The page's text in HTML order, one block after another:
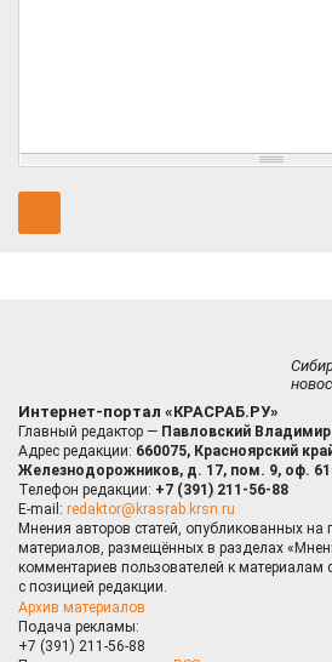
Интернет-портал «КРАСРАБ.РУ»
Главный редактор — Павловский Владимир
Адрес редакции: 660075, Красноярский
Железнодорожников, д. 17, пом. 9, оф.
Телефон редакции: +7 (391) 211-56-88
E-mail: redaktor@krasrab.krsn.ru
Мнения авторов статей, опубликованных на
материалов, размещённых в разделах
комментариев пользователей к материалам
с позицией редакции.
Архив материалов
Подача рекламы:
+7 (391) 211-56-88